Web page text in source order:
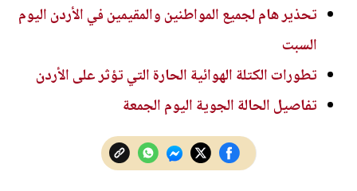
تحذير هام لجميع المواطنين والمقيمين في الأردن اليوم
السبت
تطورات الكتلة الهوائية الحارة التي تؤثر على الأردن
تفاصيل الحالة الجوية اليوم الجمعة